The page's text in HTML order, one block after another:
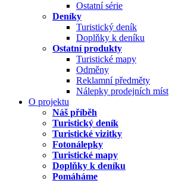
Ostatní série
Deníky
Turistický deník
Doplňky k deníku
Ostatní produkty
Turistické mapy
Odměny
Reklamní předměty
Nálepky prodejních míst
O projektu
Náš příběh
Turistický deník
Turistické vizitky
Fotonálepky
Turistické mapy
Doplňky k deníku
Pomáháme